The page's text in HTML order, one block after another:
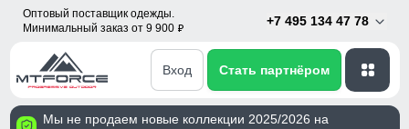
Оптовый поставщик одежды.
Минимальный заказ от 9 900 p
+7 495 134 47 78
Вход Стать партнёром
Мы не продаем новые коллекции 2025/2026 на